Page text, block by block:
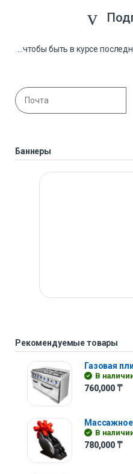
...чтобы быть в курсе
Баннеры
Рекомендуемые товары
Газовая
В
760,000 ₸
В
780,000 ₸